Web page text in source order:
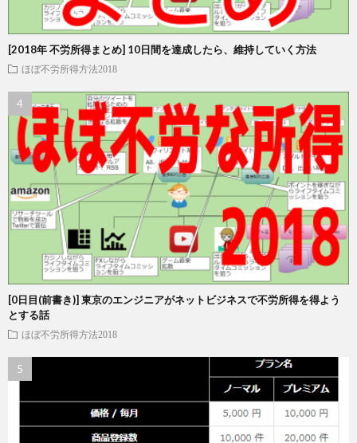
[2018年 不労所得まとめ] 10日間を達成したら、維持していく方法
ほぼ不労所得方法2018
[0日目(前書き)] 東京のエンジニアがネットビジネスで不労所得を得よう
とする話
ほぼ不労所得方法2018